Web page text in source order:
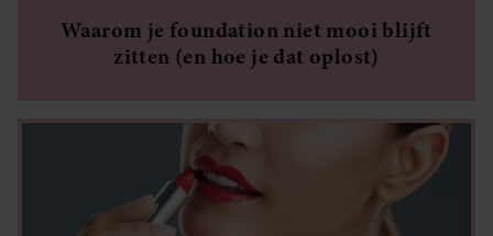
Waarom je foundation niet mooi blijft
zitten (en hoe je dat oplost)